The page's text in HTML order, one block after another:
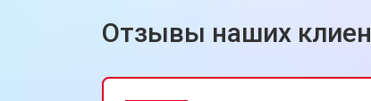
Отзывы наших